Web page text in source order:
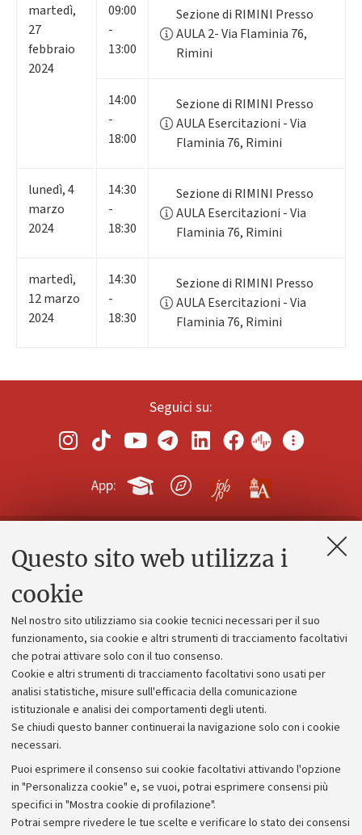
Questo sito web utilizza i
cookie
Nel nostro sito utilizziamo sia cookie tecnici necessari per il suo
funzionamento, sia cookie e altri strumenti di tracciamento facoltativi
che potrai attivare solo con il tuo consenso.
Cookie e altri strumenti di tracciamento facoltativi sono usati per
analisi statistiche, misure sull'efficacia della comunicazione
istituzionale e analisi dei comportamenti degli utenti.
Se chiudi questo banner continuerai la navigazione solo con i cookie
necessari.
Puoi esprimere il consenso sui cookie facoltativi attivando l'opzione
in "Personalizza cookie" e, se vuoi, potrai esprimere consensi più
specifici in "Mostra cookie di profilazione".
Potrai sempre rivedere le tue scelte e verificare lo stato dei consensi
martedì,
27
febbraio
2024
09:00
-
13:00
Sezione di RIMINI Presso
AULA 2- Via Flaminia 76,
Rimini
14:00
-
18:00
Sezione di RIMINI Presso
AULA Esercitazioni - Via
Flaminia 76, Rimini
lunedì,4
marzo
2024
14:30
-
18:30
Sezione di RIMINI Presso
AULA Esercitazioni - Via
Flaminia 76, Rimini
martedì,
12marzo
2024
14:30
-
18:30
Sezione di RIMINI Presso
AULA Esercitazioni - Via
Flaminia 76, Rimini
Seguici su:
App:
Contatti e PEC
Alumni community
Piano strategico
Bilanci
Donazioni e 5x1000
Merchandising - UniboStore
Bandi, gare e concorsi
Albo online
Amministrazione trasparente